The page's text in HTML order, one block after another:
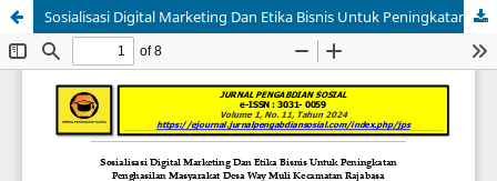
Sosialisasi Digital Marketing Dan Etika Bisnis Untuk Peningkatan Penghasilan Masyarakat Desa Way Muli Kecamatan Rajabasa Kabupaten Lampung Selatan